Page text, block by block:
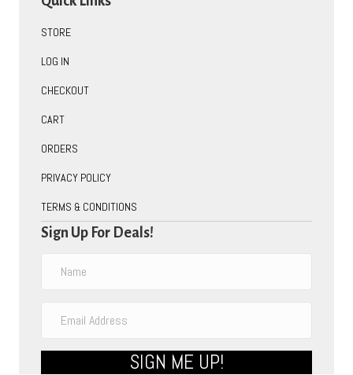
STORE
LOG IN
CHECKOUT
CART
ORDERS
PRIVACY POLICY
TERMS & CONDITIONS
Sign Up For Deals!
SIGN ME UP!